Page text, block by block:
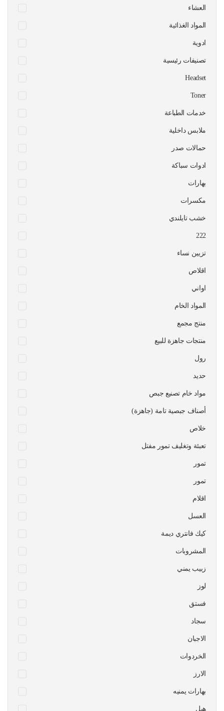
العشاء
المواد الغذائية
ادوية
تصنيفات رئيسية
Headset
Toner
خدمات الطباعة
ملابس داخلية
حمالات صدر
ادوات سباكة
بهارات
مكسرات
خشب تايلندي
222
تزيين نساء
اقلاص
اواني
المواد الخام
منتج مجمع
منتجات جاهزة للبيع
رول
حديد
مواد خام تصنيع جبص
أصناف جبصية تامة (جاهزة)
خلاص
تعبئة وتغليف تمور مفتل
تمور
تمور
اقلام
العسل
كيك فانتري ديمة
المشروبات
زبيب يمني
لوز
فستق
سجاد
الاجبان
الخردوات
الارز
بهارات يمنيه
هيل